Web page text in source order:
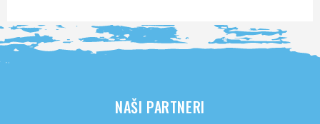
NAŠI PARTNERI